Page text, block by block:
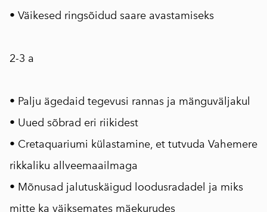
• Väikesed ringsõidud saare avastamiseks
2-3 a
• Palju ägedaid tegevusi rannas ja mänguväljakul
• Uued sõbrad eri riikidest
• Cretaquariumi külastamine, et tutvuda Vahemere
rikkaliku allveemaailmaga
• Mõnusad jalutuskäigud loodusradadel ja miks
mitte ka väiksemates mäekurudes